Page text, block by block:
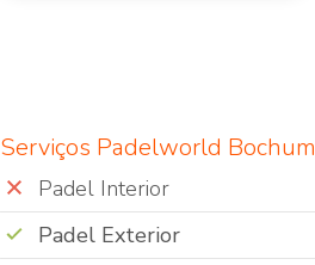
Serviços Padelworld Bochum
Padel Interior
Padel Exterior